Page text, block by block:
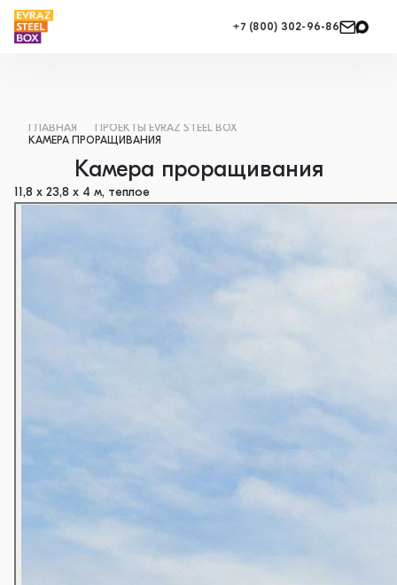
+7 (800) 302-96-86
ГЛАВНАЯ
ПРОЕКТЫ EVRAZ STEEL BOX
КАМЕРА ПРОРАЩИВАНИЯ
Камера проращивания
11,8 х 23,8 х 4 м, теплое